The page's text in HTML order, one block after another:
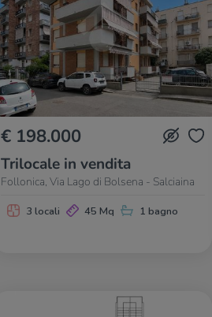
€ 198.000
Trilocale in vendita
Follonica, Via Lago di Bolsena - Salciaina
3 locali 45 Mq 1 bagno